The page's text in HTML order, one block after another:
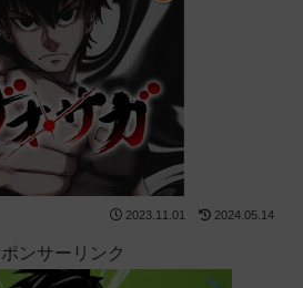
2023.11.01 2024.05.14
ポンサーリンク